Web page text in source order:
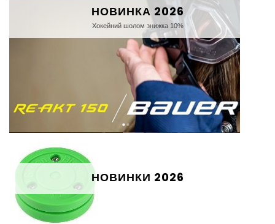
НОВИНКА 2026
Хокейний шолом знижка 10%
НОВИНКИ 2026